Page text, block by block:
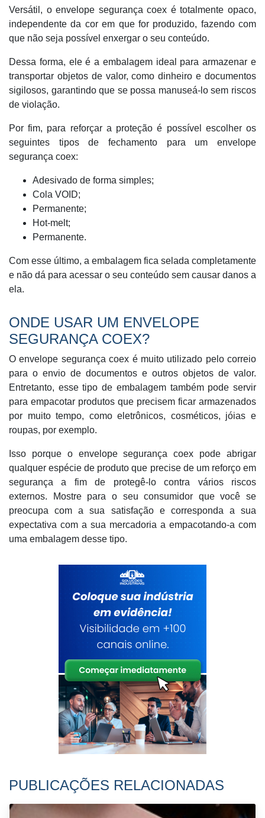
Versátil, o envelope segurança coex é totalmente opaco,
independente da cor em que for produzido, fazendo com
que não seja possível enxergar o seu conteúdo.
Dessa forma, ele é a embalagem ideal para armazenar e
transportar objetos de valor, como dinheiro e documentos
sigilosos, garantindo que se possa manuseá-lo sem riscos
de violação.
Por fim, para reforçar a proteção é possível escolher os
seguintes tipos de fechamento para um envelope
segurança coex:
Adesivado de forma simples;
Cola VOID;
Permanente;
Hot-melt;
Permanente.
Com esse último, a embalagem fica selada completamente
e não dá para acessar o seu conteúdo sem causar danos a
ela.
ONDE USAR UM ENVELOPE
SEGURANÇA COEX?
O envelope segurança coex é muito utilizado pelo correio
para o envio de documentos e outros objetos de valor.
Entretanto, esse tipo de embalagem também pode servir
para empacotar produtos que precisem ficar armazenados
por muito tempo, como eletrônicos, cosméticos, jóias e
roupas, por exemplo.
Isso porque o envelope segurança coex pode abrigar
qualquer espécie de produto que precise de um reforço em
segurança a fim de protegê-lo contra vários riscos
externos. Mostre para o seu consumidor que você se
preocupa com a sua satisfação e corresponda a sua
expectativa com a sua mercadoria a empacotando-a com
uma embalagem desse tipo.
PUBLICAÇÕES RELACIONADAS